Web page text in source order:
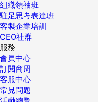
組織領袖班
駐足思考表達班
客製企業培訓
CEO社群
服務
會員中心
訂閱商周
客服中心
常見問題